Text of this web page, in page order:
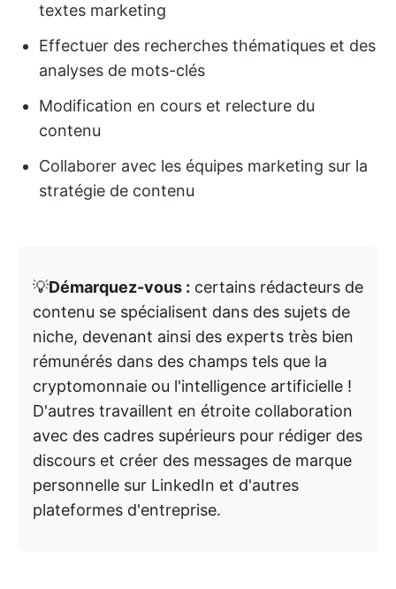
textes marketing
Effectuer des recherches thématiques et des
analyses de mots-clés
Modification en cours et relecture du
contenu
Collaborer avec les équipes marketing sur la
stratégie de contenu
💡Démarquez-vous : certains rédacteurs de
contenu se spécialisent dans des sujets de
niche, devenant ainsi des experts très bien
rémunérés dans des champs tels que la
cryptomonnaie ou l'intelligence artificielle !
D'autres travaillent en étroite collaboration
avec des cadres supérieurs pour rédiger des
discours et créer des messages de marque
personnelle sur LinkedIn et d'autres
plateformes d'entreprise.